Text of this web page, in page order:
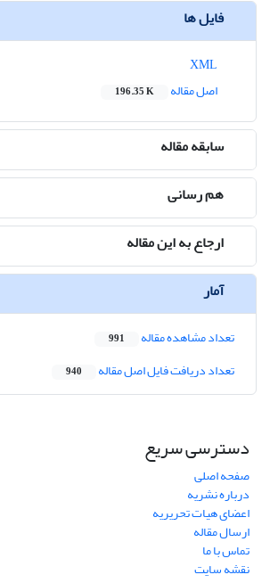
فایل ها
اصل مقاله
196.35 K
سابقه مقاله
هم رسانی
ارجاع به این مقاله
آمار
تعداد مشاهده مقاله 991
تعداد دریافت فایل اصل مقاله 940
دسترسی سریع
صفحه اصلی
درباره نشریه
اعضای هیات تحریریه
ارسال مقاله
تماس با ما
نقشه سایت